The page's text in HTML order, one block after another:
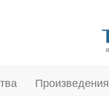
Произведения